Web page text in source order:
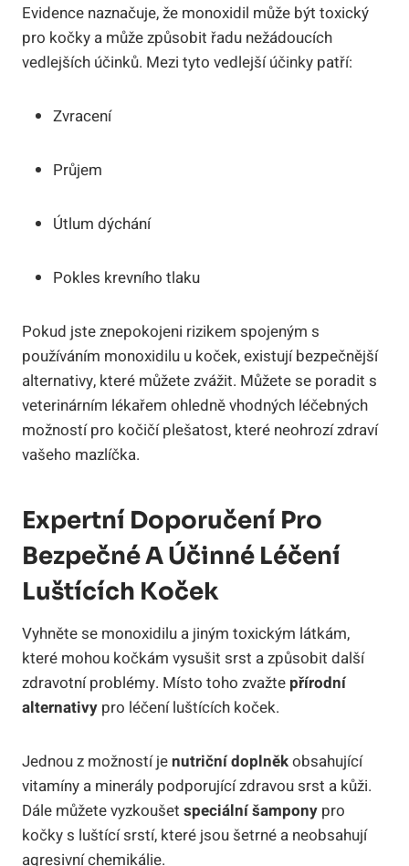
Evidence naznačuje, že monoxidil může být toxický
pro kočky a může způsobit řadu nežádoucích
vedlejších účinků. Mezi tyto vedlejší účinky patří:
Zvracení
Průjem
Útlum dýchání
Pokles krevního tlaku
Pokud jste znepokojeni rizikem spojeným s
používáním monoxidilu u koček, existují bezpečnější
alternativy, které můžete zvážit. Můžete se poradit s
veterinárním lékařem ohledně vhodných léčebných
možností pro kočičí plešatost, které neohrozí zdraví
vašeho mazlíčka.
Expertní Doporučení Pro
Bezpečné A Účinné Léčení
Luštících Koček
Vyhněte se monoxidilu a jiným toxickým látkám,
které mohou kočkám vysušit srst a způsobit další
zdravotní problémy. Místo toho zvažte přírodní
alternativy pro léčení luštících koček.
Jednou z možností jenutriční doplněkobsahující
vitamíny a minerály podporující zdravou srst a kůži.
Dále můžete vyzkoušet speciální šampony pro
kočky s luštící srstí, které jsou šetrné a neobsahují
agresivní chemikálie.